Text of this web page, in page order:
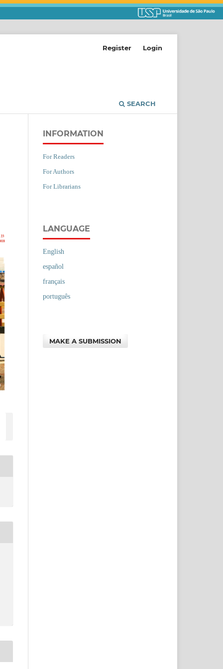
SEARCH
Register Login
INFORMATION
For Readers
For Authors
For Librarians
LANGUAGE
English
español
français
português
MAKE A SUBMISSION